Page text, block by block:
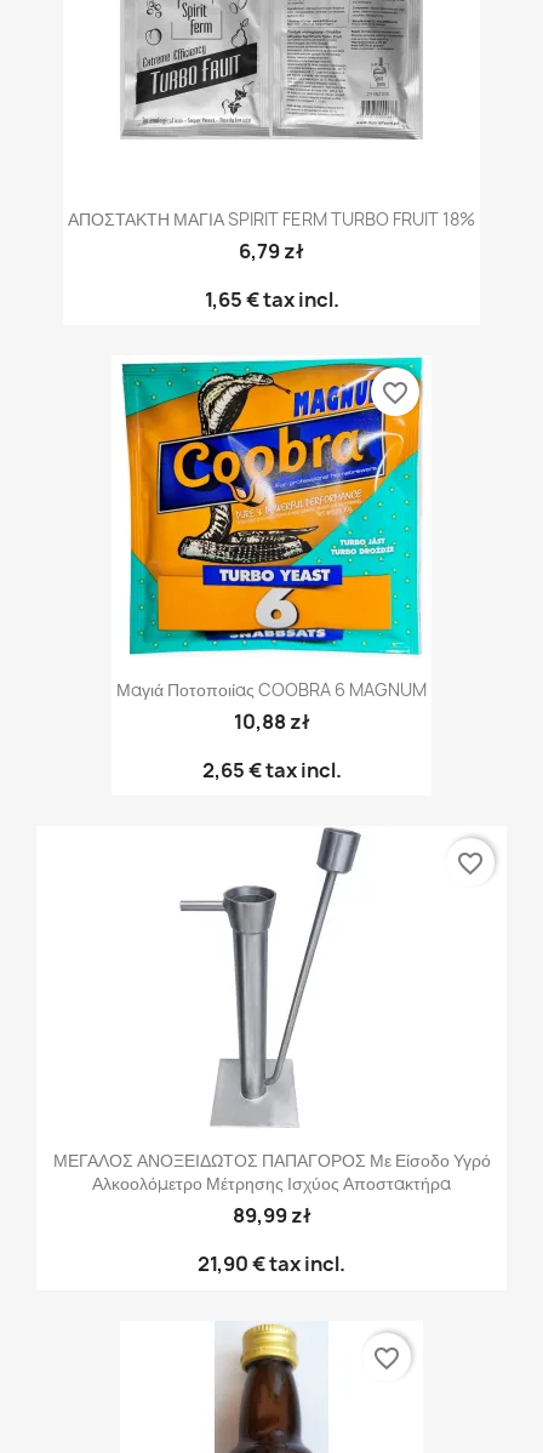
ΑΠΟΣΤΑΚΤΗ ΜΑΓΙΑ SPIRIT FERM TURBO FRUIT 18%
6,79 zł
1,65 €tax incl.
Μαγιά Ποτοποιίας COOBRA 6 MAGNUM
10,88 zł
2,65 €tax incl.
favorite_border
ΜΕΓΑΛΟΣ ΑΝΟΞΕΙΔΩΤΟΣ ΠΑΠΑΓΟΡΟΣ Με Είσοδο Υγρό
Αλκοολόμετρο Μέτρησης Ισχύος Αποστακτήρα
89,99 zł
21,90 €tax incl.
favorite_border
favorite_border